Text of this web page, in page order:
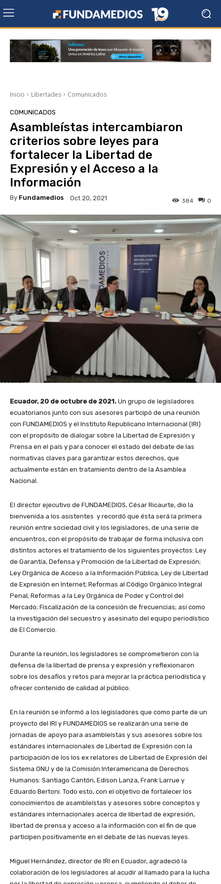
Inicio Libertades Comunicados
COMUNICADOS
Asambleístas intercambiaron
criterios sobre leyes para
fortalecer la Libertad de
Expresión y el Acceso a la
Información
By Fundamedios Oct 20, 2021 0
384
Ecuador, 20 de octubre de 2021. Un grupo de legisladores
ecuatorianos junto con sus asesores participó de una reunión
con FUNDAMEDIOS y el Instituto Republicano Internacional (IRI)
con el propósito de dialogar sobre la Libertad de Expresión y
Prensa en el país y para conocer el estado del debate de las
normativas claves para garantizar estos derechos, que
actualmente están en tratamiento dentro de la Asamblea
Nacional.
El director ejecutivo de FUNDAMEDIOS, César Ricaurte, dio la
bienvenida a los asistentes y recordó que ésta será la primera
reunión entre sociedad civil y los legisladores, de una serie de
encuentros, con el propósito de trabajar de forma inclusiva con
distintos actores el tratamiento de los siguientes proyectos: Ley
de Garantía, Defensa y Promoción de la Libertad de Expresión;
Ley Orgánica de Acceso a la Información Pública; Ley de Libertad
de Expresión en Internet; Reformas al Código Orgánico Integral
Penal; Reformas a la Ley Orgánica de Poder y Control del
Mercado; Fiscalización de la concesión de frecuencias; así como
la investigación del secuestro y asesinato del equipo periodístico
de El Comercio.
Durante la reunión, los legisladores se comprometieron con la
defensa de la libertad de prensa y expresión y reflexionaron
sobre los desafíos y retos para mejorar la práctica periodística y
ofrecer contenido de calidad al público.
En la reunión se informó a los legisladores que como parte de un
proyecto del IRI y FUNDAMEDIOS se realizarán una serie de
jornadas de apoyo para asambleístas y sus asesores sobre los
estándares internacionales de Libertad de Expresión con la
participación de los los ex relatores de Libertad de Expresión del
Sistema ONU y de la Comisión Interamericana de Derechos
Humanos: Santiago Cantón, Edison Lanza, Frank Larrue y
Eduardo Bertoni. Todo esto, con el objetivo de fortalecer los
conocimientos de asambleístas y asesores sobre conceptos y
estándares internacionales acerca de libertad de expresión,
libertad de prensa y acceso a la información con el fin de que
participen positivamente en el debate de las nuevas leyes.
Miguel Hernández, director de IRI en Ecuador, agradeció la
colaboración de los legisladores al acudir al llamado para la lucha